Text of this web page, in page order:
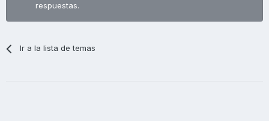
respuestas.
Ir a la lista de temas